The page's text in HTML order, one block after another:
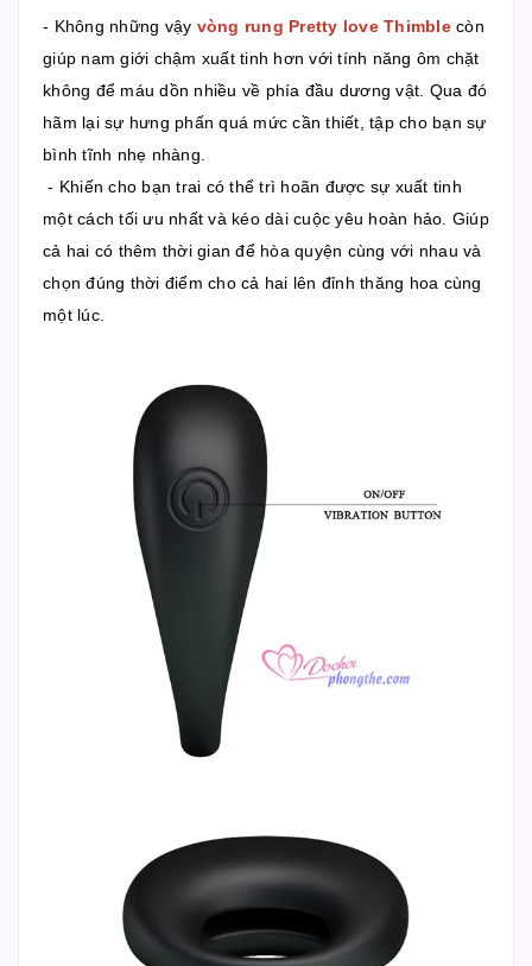
- Không những vậy vòng rung Pretty love Thimblecòn
giúp nam giới chậm xuất tinh hơn với tính năng ôm chặt
không để máu dồn nhiều về phía đầu dương vật. Qua đó
hãm lại sự hưng phấn quá mức cần thiết, tập cho bạn sự
bình tĩnh nhẹ nhàng.
- Khiến cho bạn trai có thể trì hoãn được sự xuất tinh
một cách tối ưu nhất và kéo dài cuộc yêu hoàn hảo. Giúp
cả hai có thêm thời gian để hòa quyện cùng với nhau và
chọn đúng thời điểm cho cả hai lên đỉnh thăng hoa cùng
một lúc.